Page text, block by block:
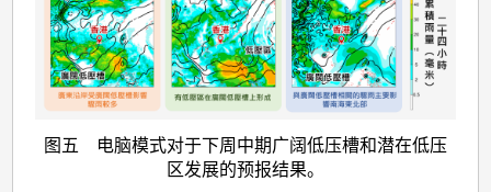
图五 电脑模式对于下周中期广阔低压槽和潜在低压
区发展的预报结果。